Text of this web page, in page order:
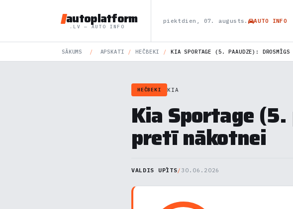
autoplatform
.LV — AUTO INFO
piektdien, 07. augusts. AUTO INFO
SĀKUMS / APSKATI / HEČBEKI / KIA SPORTAGE (5. PAAUDZE):
HEČBEKI KIA
Kia Sportage
pretī nākotnei
VALDIS UPĪTS/ 30.06.2026